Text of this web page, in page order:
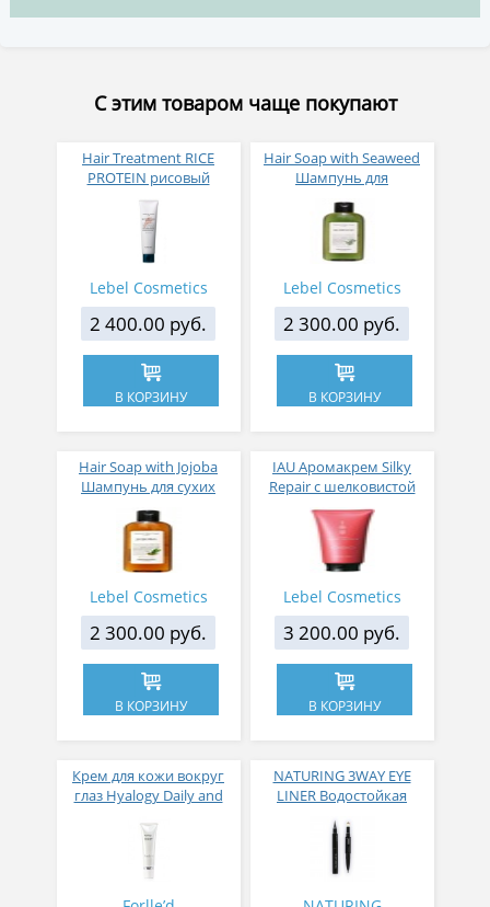
С этим товаром чаще покупают
Hair Treatment RICE
PROTEIN рисовый
протеин 140 мл
Lebel Cosmetics
2 400.00 руб.
В КОРЗИНУ
Hair Soap with Seaweed
Шампунь для
поврежденных волос
морские водоросли 240
мл
Lebel Cosmetics
2 300.00 руб.
В КОРЗИНУ
Hair Soap with Jojoba
Шампунь для сухих
волос жожоба 240 мл
Lebel Cosmetics
2 300.00 руб.
В КОРЗИНУ
IAU Аромакрем Silky
Repair с шелковистой
текстурой для
укрепления волос 200
мл
Lebel Cosmetics
3 200.00 руб.
В КОРЗИНУ
Крем для кожи вокруг
глаз Hyalogy Daily and
5.7-6.7
NATURING 3WAY EYE
LINER Водостойкая
(жидкая подводка +тени
+ карандаш) тон 02